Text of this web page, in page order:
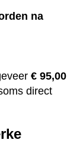
na
€ 95,00
direct